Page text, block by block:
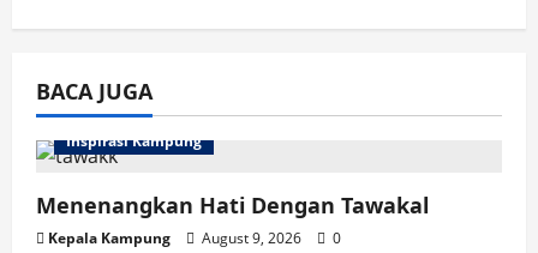
Z
Jadi
Garda
Budaya
BACA JUGA
Inspirasi Kampung
Menenangkan Hati Dengan Tawakal
Kepala Kampung August 9, 2026
0